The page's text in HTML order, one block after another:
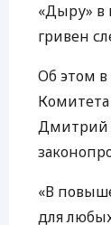
«Дыру» в
гривен
Об этом в
Дмитрий
«В
для